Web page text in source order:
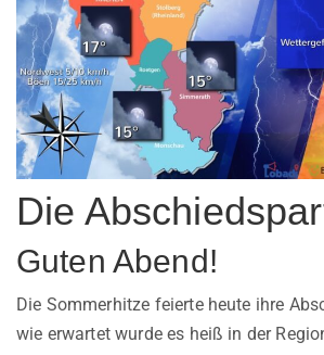
Die
Guten Abend!
Die Sommerhitze feierte heute ihre
wie erwartet wurde es heiß in der